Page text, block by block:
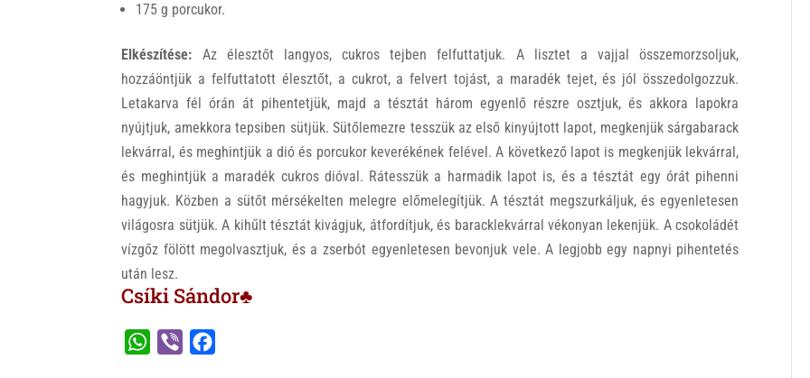
175 g porcukor.
Elkészítése: Az élesztőt langyos, cukros tejben felfuttatjuk. A lisztet a vajjal összemorzsoljuk,
hozzáöntjük a felfuttatott élesztőt, a cukrot, a felvert tojást, a maradék tejet, és jól összedolgozzuk.
Letakarva fél órán át pihentetjük, majd a tésztát három egyenlő részre osztjuk, és akkora lapokra
nyújtjuk, amekkora tepsiben sütjük. Sütőlemezre tesszük az első kinyújtott lapot, megkenjük sárgabarack
lekvárral, és meghintjük a dió és porcukor keverékének felével. A következő lapot is megkenjük lekvárral,
és meghintjük a maradék cukros dióval. Rátesszük a harmadik lapot is, és a tésztát egy órát pihenni
hagyjuk. Közben a sütőt mérsékelten melegre előmelegítjük. A tésztát megszurkáljuk, és egyenletesen
világosra sütjük. A kihűlt tésztát kivágjuk, átfordítjuk, és baracklekvárral vékonyan lekenjük. A csokoládét
vízgőz fölött megolvasztjuk, és a zserbót egyenletesen bevonjuk vele. A legjobb egy napnyi pihentetés
után lesz.
Csíki Sándor♣
W